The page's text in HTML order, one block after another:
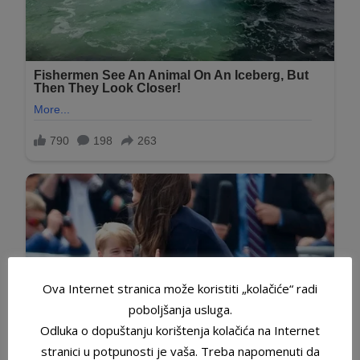
Ova Internet stranica može koristiti „kolačiće“ radi
poboljšanja usluga.
Odluka o dopuštanju korištenja kolačića na Internet
stranici u potpunosti je vaša. Treba napomenuti da